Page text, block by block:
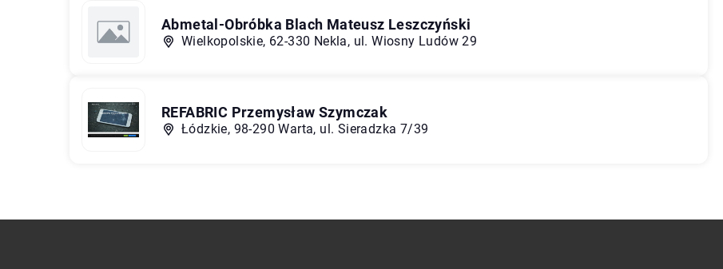
Abmetal-Obróbka Blach Mateusz Leszczyński
Wielkopolskie, 62-330 Nekla, ul. Wiosny Ludów 29
REFABRIC Przemysław Szymczak
Łódzkie, 98-290 Warta, ul. Sieradzka 7/39